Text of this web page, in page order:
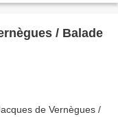
/ Balade